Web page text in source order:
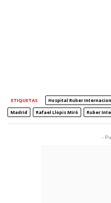
ETIQUETAS Hospital Ruber
Madrid
Rafael Llopis Miró Ruber
-